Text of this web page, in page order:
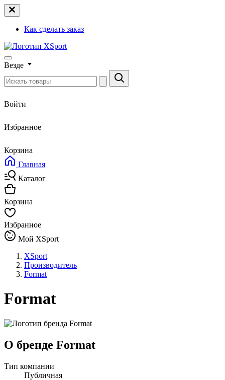
Как сделать заказ
Везде
Войти
Избранное
Корзина
Главная
Каталог
Корзина
Избранное
Мой XSport
XSport
Производитель
Format
Format
О бренде Format
Тип компании
Публичная